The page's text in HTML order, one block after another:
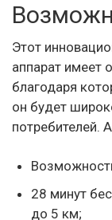
Этот
аппарат имеет
благодаря
он будет
потребителей.
28 минут
до 5 км;